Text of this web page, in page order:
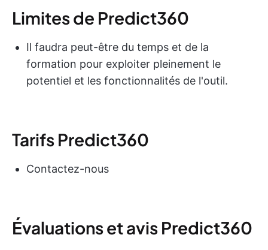
Limites de Predict360
Il faudra peut-être du temps et de la
formation pour exploiter pleinement le
potentiel et les fonctionnalités de l'outil.
Tarifs Predict360
Contactez-nous
Évaluations et avis Predict360